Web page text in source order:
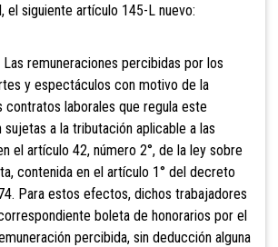
el siguiente artículo 145-L nuevo:
remuneraciones percibidas por los
y espectáculos con motivo de la
contratos laborales que regula este
sujetas a la tributación aplicable a las
el artículo 42, número 2°, de la ley sobre
contenida en el artículo 1° del decreto
Para estos efectos, dichos trabajadores
boleta de honorarios por el
percibida, sin deducción alguna